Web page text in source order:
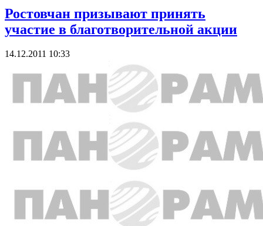
Ростовчан призывают принять
участие в благотворительной акции
14.12.2011 10:33